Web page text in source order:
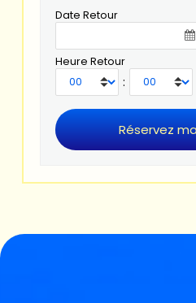
Date Retour
Heure Retour
: